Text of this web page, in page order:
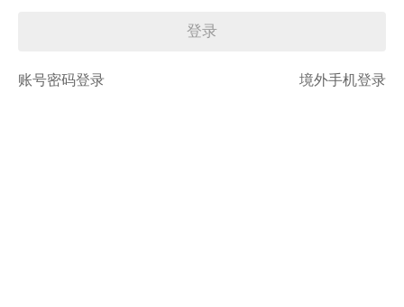
登录
账号密码登录 境外手机登录